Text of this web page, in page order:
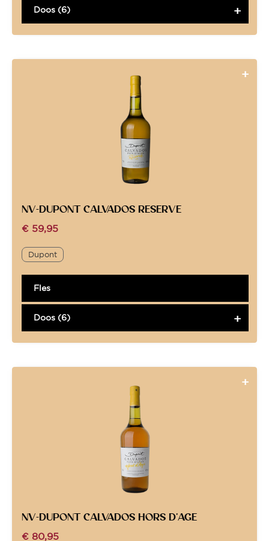
Doos (6)
NV-DUPONT CALVADOS RESERVE
€ 59,95
Dupont
Fles
Doos (6)
NV-DUPONT CALVADOS HORS D’AGE
€ 80,95